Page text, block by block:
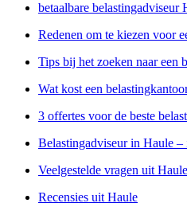
betaalbare belastingadviseur
Redenen om te kiezen voor
Tips bij het zoeken naar een
Wat kost een
3 offertes voor de beste
Belastingadviseur in Haule
Veelgestelde vragen uit Haule
Recensies uit Haule